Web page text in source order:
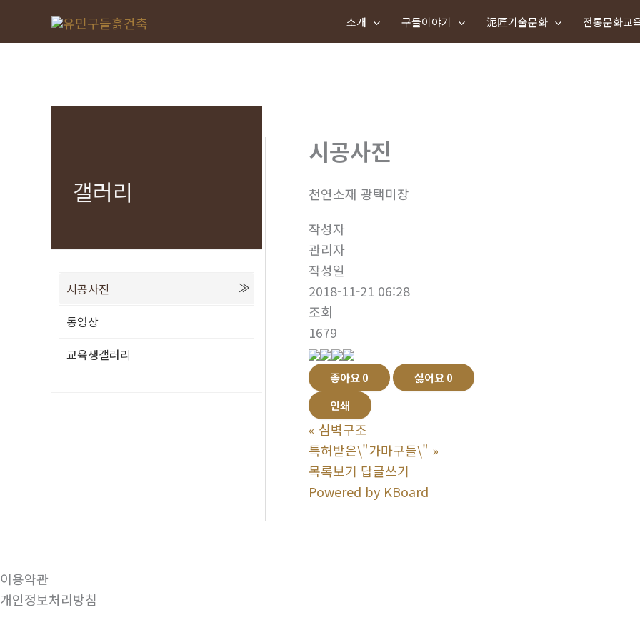
소개 구들이야기 泥匠기술문화 전통문화교
갤러리
시공사진
동영상
교육생갤러리
시공사진
천연소재 광택미장
작성자
관리자
작성일
2018-11-21 06:28
조회
1679
좋아요0 싫어요0
인쇄
« 심벽구조
특허받은\"가마구들\" »
목록보기 답글쓰기
Powered by KBoard
이용약관
개인정보처리방침